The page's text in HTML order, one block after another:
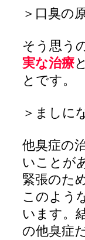
＞口臭の
そう思う
実な治療
とです。
＞ましに
他臭症の
いことが
緊張のた
このよう
います。
の他臭症